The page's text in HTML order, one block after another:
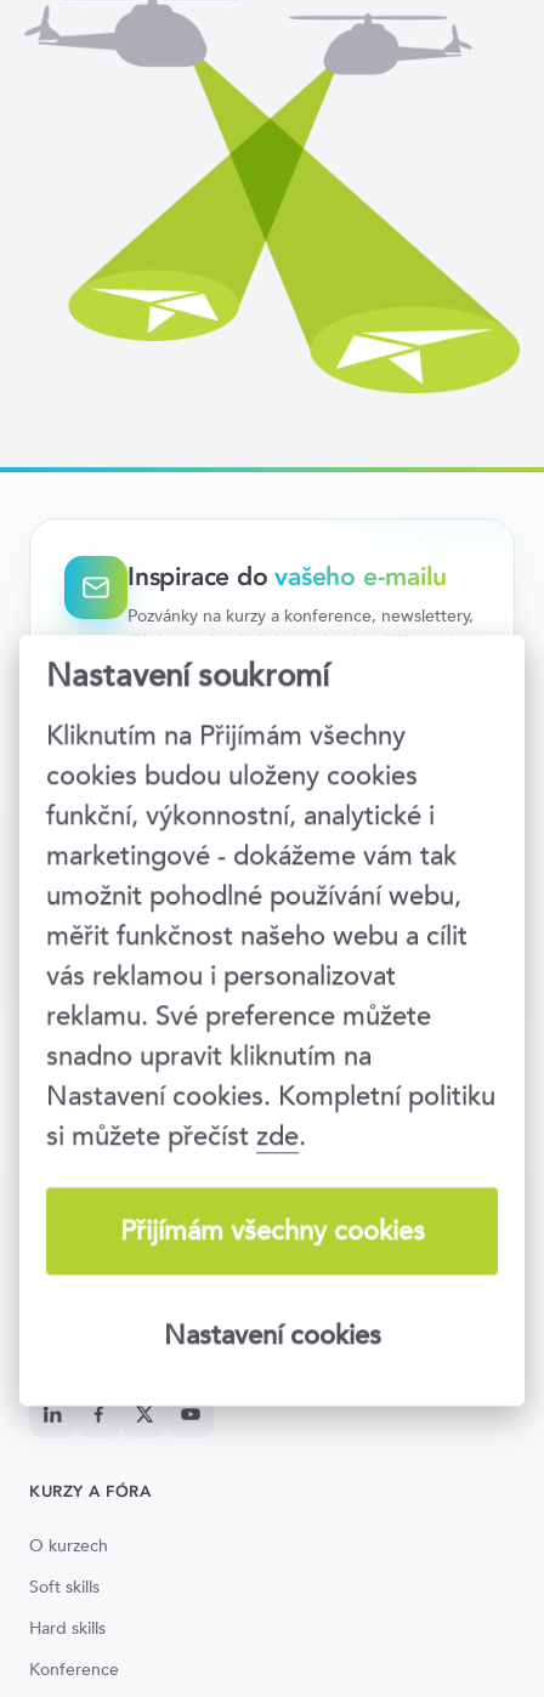
Inspirace dovašeho e-mailu
Pozvánky na kurzy a konference, newslettery,
články na aktuální témata i nejnovější trendy.
Teď už vám nic neunikne.
Přihlásit →
Vzděláváme lidi i firmy už 25 let. Jsme
Group.
Zavolejte nám
Po–Pá 8:30–17:00
Národní 416/37, Praha 1
KURZY A FÓRA
O kurzech
Soft skills
Hard skills
Konference
Nastavení soukromí
Kliknutím na Přijímám všechny
cookies budou uloženy cookies
funkční, výkonnostní, analytické i
marketingové - dokážeme vám tak
umožnit pohodlné používání webu,
měřit funkčnost našeho webu a cílit
vás reklamou i personalizovat
reklamu. Své preference můžete
snadno upravit kliknutím na
Nastavení cookies. Kompletní politiku
si můžete přečístzde.
Přijímám všechny cookies
Nastavení cookies